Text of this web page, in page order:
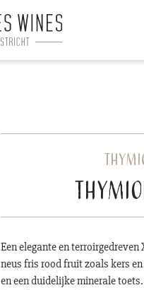
Een elegante en
neus fris rood fruit zoals kers
en een duidelijke minerale